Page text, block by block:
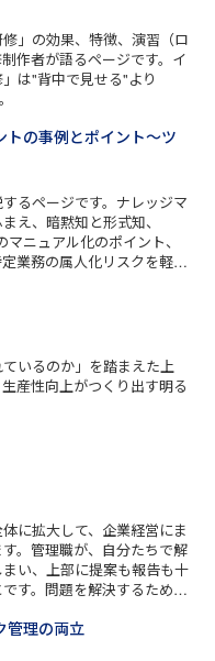
」の効果、特徴、演習（ロ
作者が語るページです。イ
は"背中で見せる"より
トの事例とポイント～ツ
るページです。ナレッジマ
え、暗黙知と形式知、
ニュアル化のポイント、
業務の属人化リスクを軽減
いるのか」を踏まえた上
産性向上がつくり出す明る
に拡大して、企業経営にま
。管理職が、自分たちで解
い、上部に提案も報告も十
す。問題を解決するために
を見る三つの視点をしっか
管理の両立